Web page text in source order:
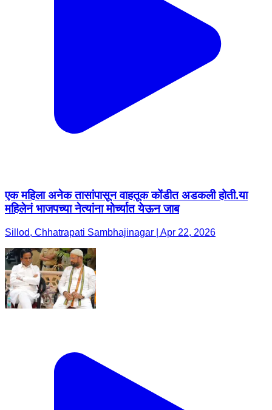
एक महिला अनेक तासांपासून वाहतूक कोंडीत अडकली होती.या
महिलेनं भाजपच्या नेत्यांना मोर्च्यात येऊन जाब
Sillod, Chhatrapati Sambhajinagar | Apr 22, 2026